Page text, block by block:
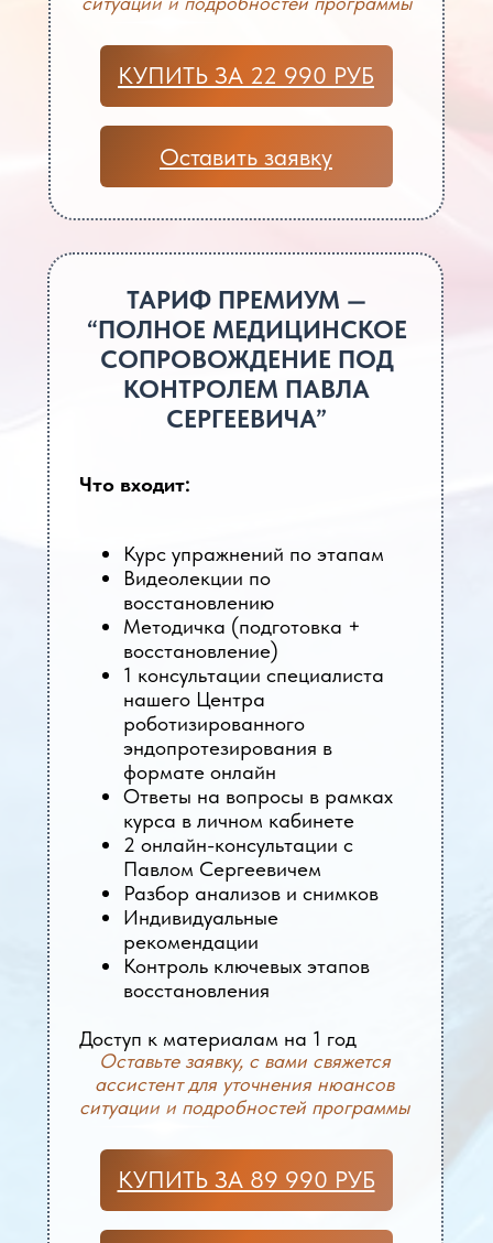
КУПИТЬ ЗА 22 990 РУБ
Оставить заявку
Что входит:
Курс упражнений по этапам
Видеолекции по
восстановлению
Методичка (подготовка +
восстановление)
1 консультации специалиста
нашего Центра
роботизированного
эндопротезирования в
формате онлайн
Ответы на вопросы в рамках
курса в личном кабинете
2 онлайн-консультации с
Павлом Сергеевичем
Разбор анализов и снимков
Индивидуальные
рекомендации
Контроль ключевых этапов
восстановления
Доступ к материалам на 1 год
Оставьте заявку, с вами свяжется
ассистент для уточнения нюансов
ситуации и подробностей программы
КУПИТЬ ЗА 89 990 РУБ
ТАРИФ ПРЕМИУМ —
“ПОЛНОЕ МЕДИЦИНСКОЕ
СОПРОВОЖДЕНИЕ ПОД
КОНТРОЛЕМ ПАВЛА
СЕРГЕЕВИЧА”